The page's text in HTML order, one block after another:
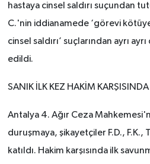
hastaya cinsel saldırı suçundan
C.'nin iddianamede ‘görevi
cinsel saldırı’ suçlarından ayrı
edildi.
SANIK İLK KEZ HAKİM KARŞISINDA
Antalya 4. Ağır Ceza
duruşmaya, şikayetçiler F.D., F.K.,
katıldı. Hakim karşısında ilk